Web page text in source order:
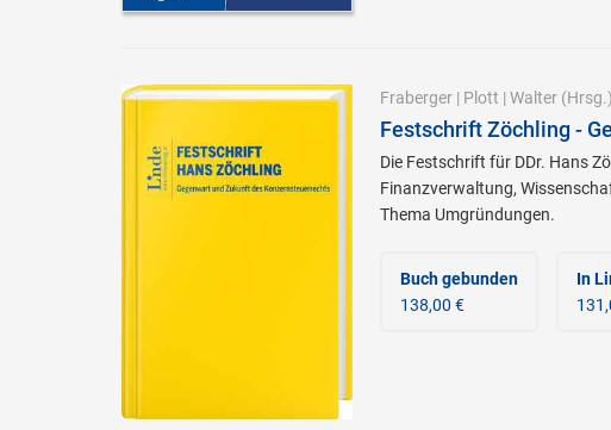
Fraberger| Plott | Walter(Hrsg.)
Festschrift Zöchling -
Die Festschrift für DDr. Hans
Finanzverwaltung,
Thema Umgründungen.
Buch gebunden
138,00 €
In